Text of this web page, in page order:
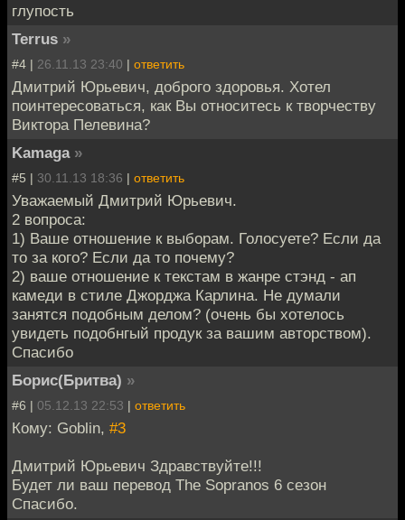
глупость
Terrus »
#4 | 26.11.13 23:40 | ответить
Дмитрий Юрьевич, доброго здоровья. Хотел
поинтересоваться, как Вы относитесь к творчеству
Виктора Пелевина?
Kamaga »
#5 | 30.11.13 18:36 | ответить
Уважаемый Дмитрий Юрьевич.
2 вопроса:
1) Ваше отношение к выборам. Голосуете? Если да
то за кого? Если да то почему?
2) ваше отношение к текстам в жанре стэнд - ап
камеди в стиле Джорджа Карлина. Не думали
занятся подобным делом? (очень бы хотелось
увидеть подобнгый продук за вашим авторством).
Спасибо
Борис(Бритва) »
#6 | 05.12.13 22:53 | ответить
Кому: Goblin, #3
Дмитрий Юрьевич Здравствуйте!!!
Будет ли ваш перевод The Sopranos 6 сезон
Спасибо.